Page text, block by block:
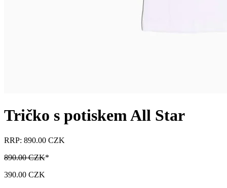
Tričko s potiskem All Star
RRP: 890.00 CZK
890.00 CZK*
390.00 CZK